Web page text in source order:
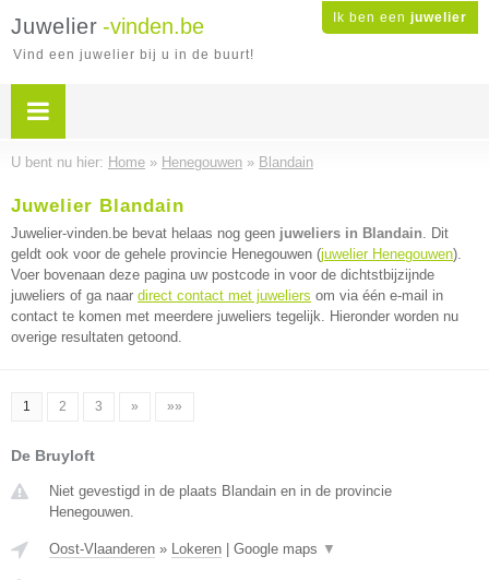
Ik ben een juwelier
Juwelier -vinden.be
Vind een juwelier bij u in de buurt!
U bent nu hier: Home » Henegouwen » Blandain
Juwelier Blandain
Juwelier-vinden.be bevat helaas nog geen juweliers in Blandain. Dit
geldt ook voor de gehele provincie Henegouwen (juwelier Henegouwen).
Voer bovenaan deze pagina uw postcode in voor de dichtstbijzijnde
juweliers of ga naar direct contact met juweliers om via één e-mail in
contact te komen met meerdere juweliers tegelijk. Hieronder worden nu
overige resultaten getoond.
1 2 3 » »»
De Bruyloft
Niet gevestigd in de plaats Blandain en in de provincie
Henegouwen.
Oost-Vlaanderen » Lokeren Google maps ▼